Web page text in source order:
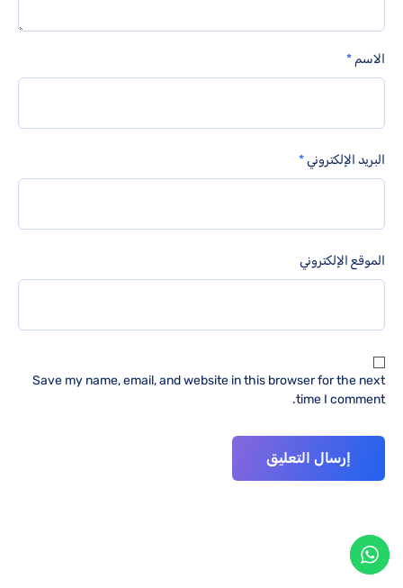
الاسم *
البريد الإلكتروني*
الموقع الإلكتروني
Save my name, email, and website in this browser for the next
time I comment.